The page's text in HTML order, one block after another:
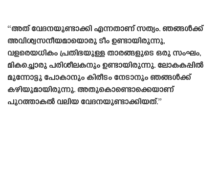
“അത് വേദനയുണ്ടാക്കി എന്നതാണ് സത്യം. ഞങ്ങൾക്ക്
അവിശ്വസനീയമായൊരു ടീം ഉണ്ടായിരുന്നു,
വളരെയധികം പ്രതിഭയുള്ള താരങ്ങളുടെ ഒരു സംഘം,
മികച്ചൊരു പരിശീലകനും ഉണ്ടായിരുന്നു. ലോകകപ്പിൽ
മുന്നോട്ടു പോകാനും കിരീടം നേടാനും ഞങ്ങൾക്ക്
കഴിയുമായിരുന്നു. അതുകൊണ്ടൊക്കെയാണ്
പുറത്താകൽ വലിയ വേദനയുണ്ടാക്കിയത്.”